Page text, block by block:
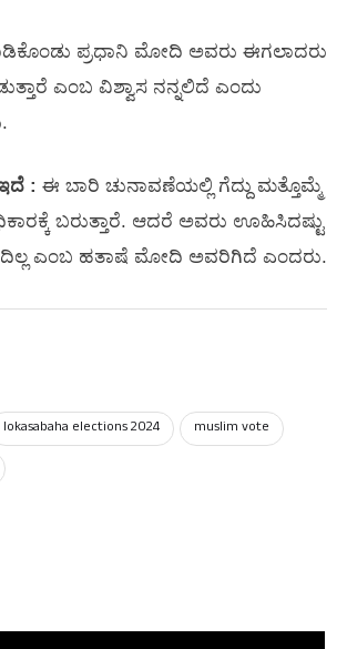
ಪ್ರಧಾನಿ ಮೋದಿ ಅವರು ಈಗಲಾದರು
ಎಂಬ ವಿಶ್ವಾಸ ನನ್ನಲಿದೆ ಎಂದು
: ಈ ಬಾರಿ ಚುನಾವಣೆಯಲ್ಲಿ ಗೆದ್ದು ಮತ್ತೊಮ್ಮೆ
ಬರುತ್ತಾರೆ. ಆದರೆ ಅವರು ಊಹಿಸಿದಷ್ಟು
ಎಂಬ ಹತಾಷೆ ಮೋದಿ ಅವರಿಗಿದೆ ಎಂದರು.
lokasabaha elections 2024
muslim vote